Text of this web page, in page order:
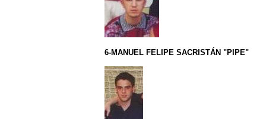
6-MANUEL FELIPE SACRISTÁN "PIPE"